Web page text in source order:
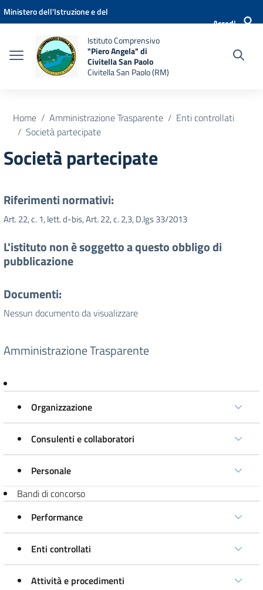
Vai ai contenuti
Vai al menu di navigazione
Vai al footer
Ministero dell'Istruzione e del
Accedi
Istituto Comprensivo
"Piero Angela" di
Civitella San Paolo
Civitella San Paolo (RM)
Home Amministrazione Trasparente
Enti controllati
Società partecipate
Società partecipate
Riferimenti normativi:
Art. 22, c. 1, lett. d-bis, Art. 22, c. 2,3, D.lgs 33/2013
L'istituto non è soggetto a questo obbligo di
pubblicazione
Documenti:
Nessun documento da visualizzare
Amministrazione Trasparente
Organizzazione
Consulenti e collaboratori
Personale
Bandi di concorso
Performance
Enti controllati
Attività e procedimenti